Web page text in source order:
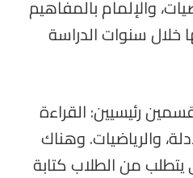
والإلمام بالمفاهيم
خلال سنوات الدراسة
رئيسيين: القراءة
والرياضيات. وهناك
يتطلب من الطلاب كتابة